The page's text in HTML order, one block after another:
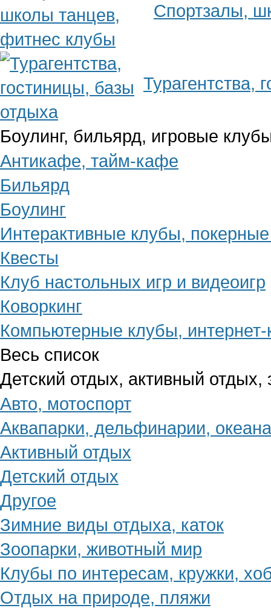
Спортзалы,
Турагентства,
Боулинг, бильярд, игровые
Антикафе, тайм-кафе
Бильярд
Боулинг
Интерактивные клубы,
Квесты
Клуб настольных игр и видеоигр
Коворкинг
Компьютерные клубы,
Весь список
Детский отдых, активный отдых,
Авто, мотоспорт
Аквапарки, дельфинарии,
Активный отдых
Детский отдых
Другое
Зимние виды отдыха, каток
Зоопарки, животный мир
Клубы по интересам, кружки,
Отдых на природе, пляжи